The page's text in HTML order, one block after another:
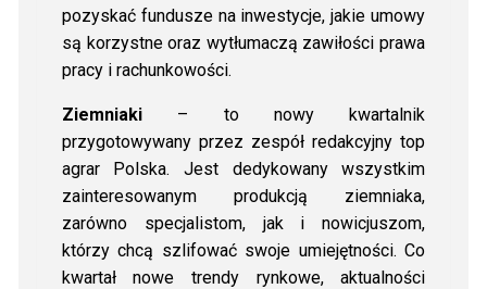
pozyskać fundusze na inwestycje, jakie umowy
są korzystne oraz wytłumaczą zawiłości prawa
pracy i rachunkowości.
Ziemniaki – to nowy kwartalnik
przygotowywany przez zespół redakcyjny top
agrar Polska. Jest dedykowany wszystkim
zainteresowanym produkcją ziemniaka,
zarówno specjalistom, jak i nowicjuszom,
którzy chcą szlifować swoje umiejętności. Co
kwartał nowe trendy rynkowe, aktualności